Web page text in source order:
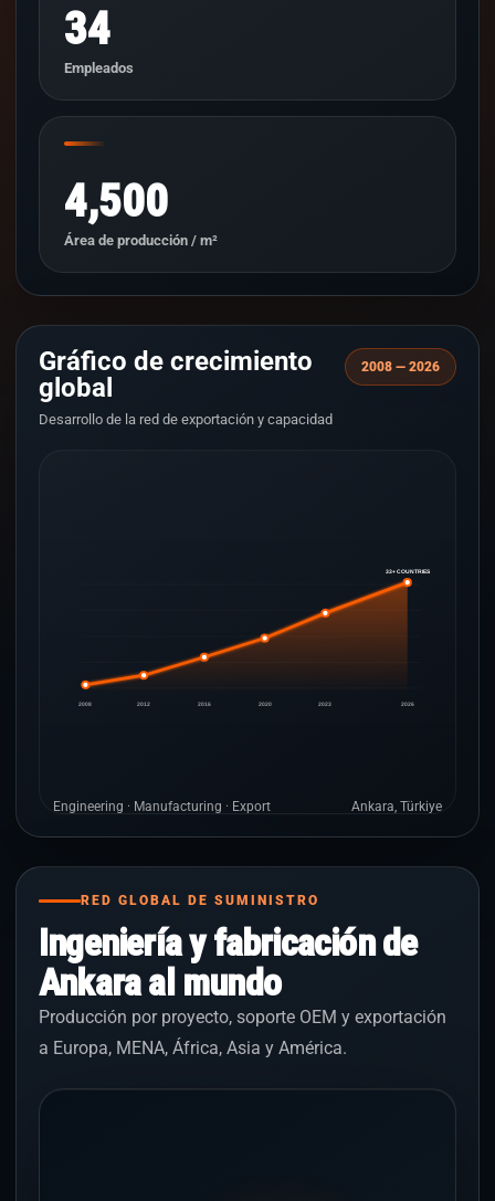
34
Empleados
4,500
Área de producción / m²
Gráfico de crecimiento
global
Desarrollo de la red de exportación y capacidad
2008 — 2026
2008 2012 2016 2020 2023 2026
33+ COUNTRIES
Engineering · Manufacturing · Export Ankara, Türkiye
RED GLOBAL DE SUMINISTRO
Ingeniería y fabricación de
Ankara al mundo
Producción por proyecto, soporte OEM y exportación
a Europa, MENA, África, Asia y América.